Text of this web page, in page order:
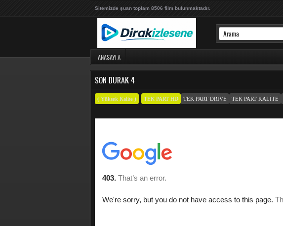
Sitemizde şuan toplam 8506 film bulunmaktadır.
ANASAYFA
SON DURAK 4
( Yüksek Kalite ) TEK PART HD TEK PART DRIVE TEK PART KALITE